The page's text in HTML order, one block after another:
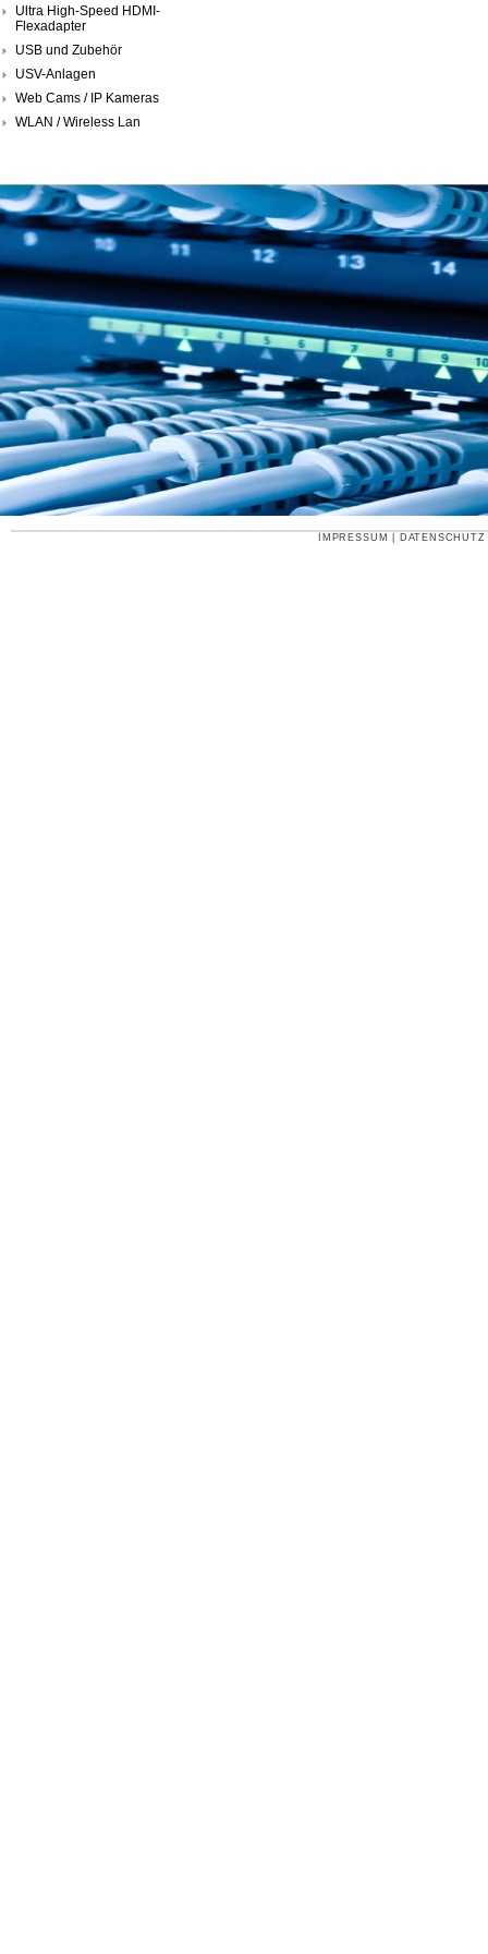
Ultra High-Speed HDMI-
Flexadapter
USB und Zubehör
USV-Anlagen
Web Cams / IP Kameras
WLAN / Wireless Lan
IMPRESSUM DATENSCHUTZ